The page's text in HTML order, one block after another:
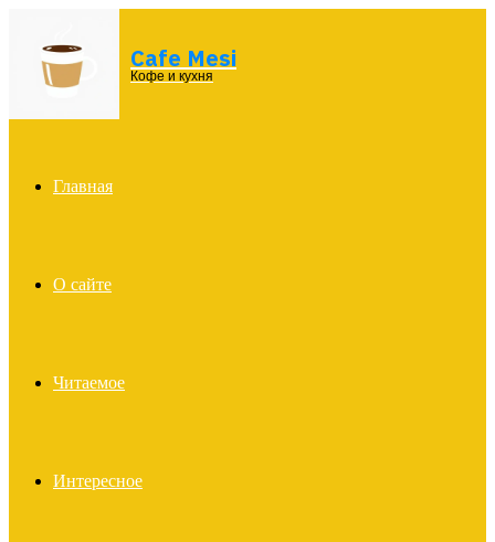
Menu Cafe Mesi
Кофе и кухня
Главная
О сайте
Читаемое
Интересное